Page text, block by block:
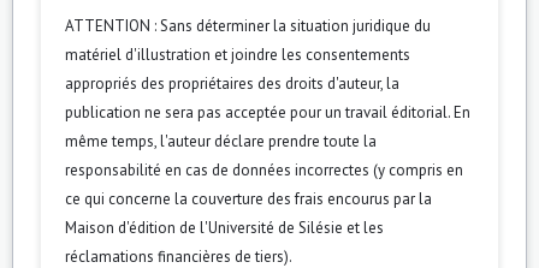
ATTENTION : Sans déterminer la situation juridique du
matériel d'illustration et joindre les consentements
appropriés des propriétaires des droits d'auteur, la
publication ne sera pas acceptée pour un travail éditorial. En
même temps, l'auteur déclare prendre toute la
responsabilité en cas de données incorrectes (y compris en
ce qui concerne la couverture des frais encourus par la
Maison d'édition de l'Université de Silésie et les
réclamations financières de tiers).